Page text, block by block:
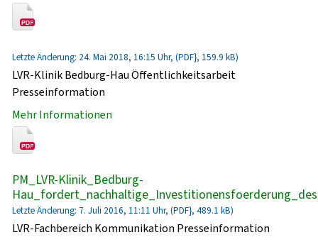
Letzte Änderung: 24. Mai 2018, 16:15 Uhr, (PDF}, 159.9 kB)
LVR-Klinik Bedburg-Hau Öffentlichkeitsarbeit
Presseinformation
Mehr Informationen
PM_LVR-Klinik_Bedburg-
Letzte Änderung: 7. Juli 2016, 11:11 Uhr, (PDF}, 489.1 kB)
LVR-Fachbereich Kommunikation Presseinformation